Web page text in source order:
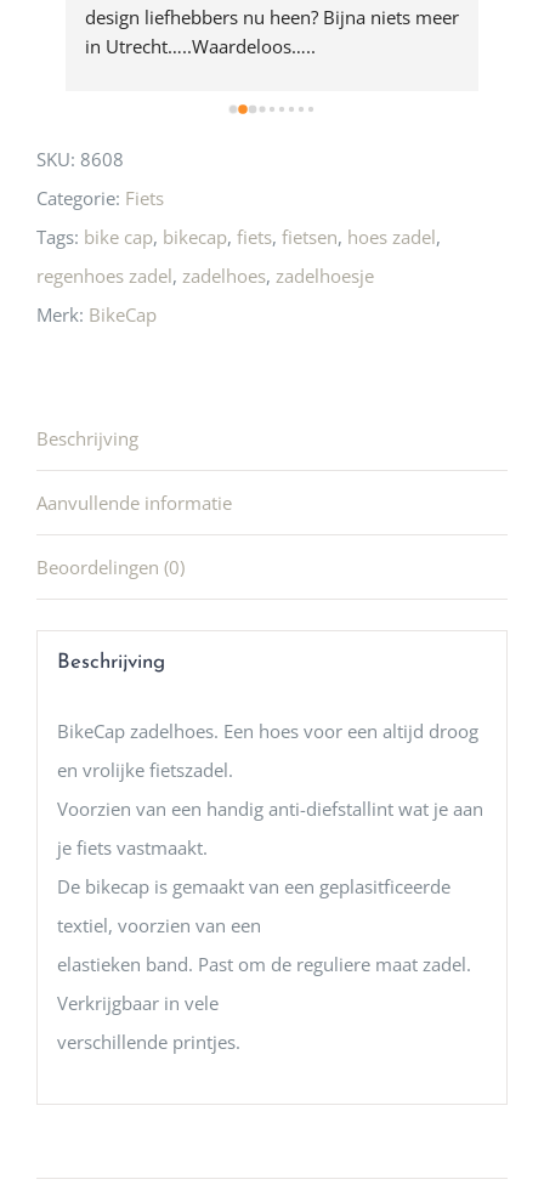
design liefhebbers nu heen? Bijna niets meer
in Utrecht…..Waardeloos…..
SKU: 8608
Categorie: Fiets
Tags: bike cap, bikecap, fiets, fietsen, hoes zadel,
regenhoes zadel, zadelhoes, zadelhoesje
Merk: BikeCap
Beschrijving
Aanvullende informatie
Beoordelingen (0)
Beschrijving
BikeCap zadelhoes. Een hoes voor een altijd droog
en vrolijke fietszadel.
Voorzien van een handig anti-diefstallint wat je aan
je fiets vastmaakt.
De bikecap is gemaakt van een geplasitficeerde
textiel, voorzien van een
elastieken band. Past om de reguliere maat zadel.
Verkrijgbaar in vele
verschillende printjes.